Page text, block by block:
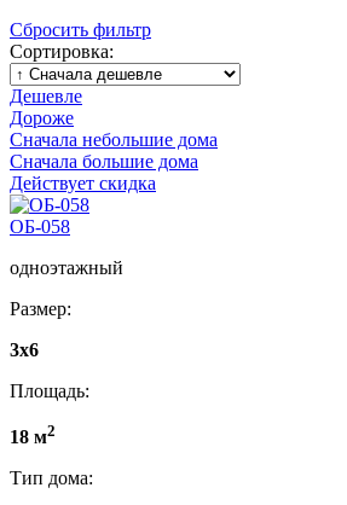
Сбросить фильтр
Сортировка:
Дешевле
Дороже
Сначала небольшие дома
Сначала большие дома
Действует скидка
ОБ-058
одноэтажный
Размер:
3x6
Площадь:
18 м2
Тип дома: